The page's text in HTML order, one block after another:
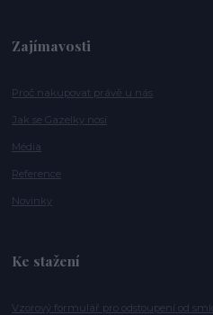
Zajímavosti
Proč nakupovat právě u nás
Jak se Gazelky nosí
Média
Reference
Novinky
Ke stažení
Vzorový formulář pro odstoupení od